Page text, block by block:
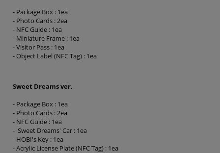
- Package Box : 1ea
- Photo Cards : 2ea
- NFC Guide : 1ea
- Miniature Frame : 1ea
- Visitor Pass : 1ea
- Object Label (NFC Tag) : 1ea
Sweet Dreams ver.
- Package Box : 1ea
- Photo Cards : 2ea
- NFC Guide : 1ea
- 'Sweet Dreams' Car : 1ea
- HOBI's Key : 1ea
- Acrylic License Plate (NFC Tag) : 1ea